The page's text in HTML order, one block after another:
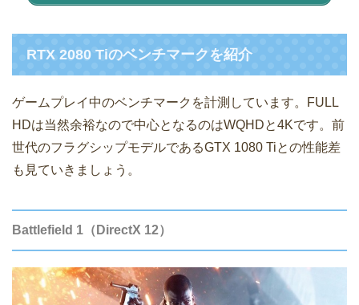
RTX 2080 Tiのベンチマークを紹介
ゲームプレイ中のベンチマークを計測しています。FULL
HDは当然余裕なので中心となるのはWQHDと4Kです。前
世代のフラグシップモデルであるGTX 1080 Tiとの性能差
も見ていきましょう。
Battlefield 1（DirectX 12）